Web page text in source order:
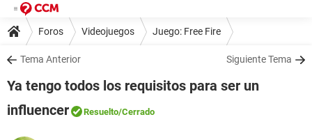
Foros Videojuegos Juego: Free Fire
Tema Anterior Siguiente Tema
Ya tengo todos los requisitos para ser un
influencer
Resuelto/Cerrado